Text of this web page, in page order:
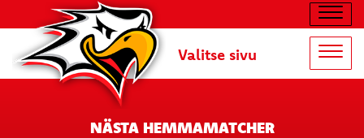
Valitse sivu
NÄSTA HEMMAMATCHER